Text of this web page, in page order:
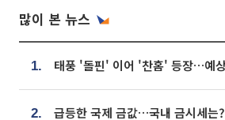
많이 본 뉴스
1.
2. 급등한 국제 금값…국내 금시세는?